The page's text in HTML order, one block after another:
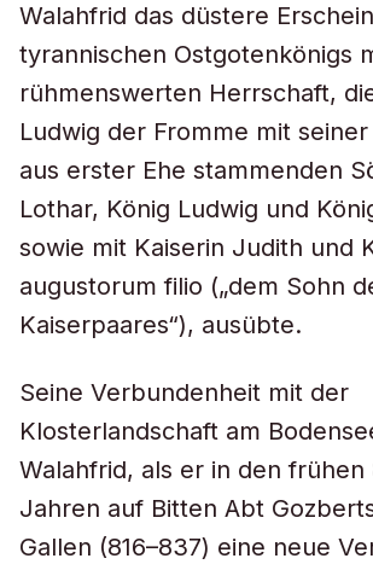
Walahfrid das düstere
tyrannischen Ostgotenkönigs
rühmenswerten Herrschaft,
Ludwig der Fromme mit
aus erster Ehe stammenden
Lothar, König Ludwig und
sowie mit Kaiserin Judith und
augustorum filio („dem Sohn
Kaiserpaares“), ausübte.
Seine Verbundenheit mit der
Klosterlandschaft am
Walahfrid, als er in den
Jahren auf Bitten Abt
Gallen (816–837) eine neue